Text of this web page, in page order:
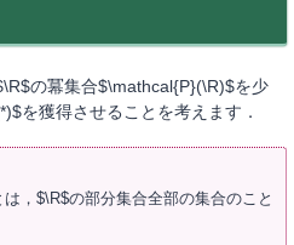
の冪集合$\mathcal{P}(\R)$を少
を獲得させることを考えます．
，$\R$の部分集合全部の集合のこと